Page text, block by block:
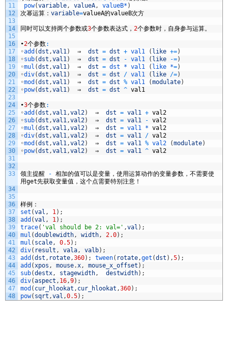
11
12
13
14
15
16
17
18
19
20
21
22
23
24
25
26
27
28
29
30
31
32
33
34
35
36
37
38
39
40
41
42
43
44
45
46
47
48
pow(variable, valueA, valueB* )
次幂运算： variable=valueA的valueB次方
同时可以支持两个参数或3个参数表达式， 2个参数时，自身参与运算。
•2个参数:
◦add (dst ,val1) ⇒ dst = dst + val1 ( like +=)
◦sub(dst ,val1) ⇒ dst = dst - val1 ( like -=)
◦mul (dst ,val1) ⇒ dst = dst * val1 ( like *=)
◦div(dst ,val1) ⇒ dst = dst / val1 ( like /=)
◦mod (dst ,val1) ⇒ dst = dst % val1 (modulate)
◦pow(dst ,val1) ⇒ dst = dst ^ val1
•3个参数:
◦add (dst ,val1,val2) ⇒ dst = val1 + val2
◦sub(dst ,val1,val2) ⇒ dst = val1 - val2
◦mul (dst ,val1,val2) ⇒ dst = val1 * val2
◦div(dst ,val1,val2) ⇒ dst = val1 / val2
◦mod (dst ,val1,val2) ⇒ dst = val1 % val2 (modulate)
◦pow(dst ,val1,val2) ⇒ dst = val1 ^ val2
领主提醒 - 相加的值可以是变量，使用运算动作的变量参数，不需要使
用get先获取变量值，这个点需要特别注意！
样例：
set (val , 1) ;
add (val , 1) ;
trace( 'val should be 2: val=' ,val ) ;
mul (doublewidth, width, 2.0) ;
mul ( scale, 0.5) ;
div( result , vala, valb) ;
add (dst , rotate,360) ; tween( rotate,get (dst ) ,5) ;
add (xpos , mouse.x, mouse_x_offset ) ;
sub(destx, stagewidth, destwidth) ;
div(aspect , 16,9) ;
mod ( cur_hlookat , cur_hlookat ,360) ;
pow( sqrt ,val ,0.5) ;